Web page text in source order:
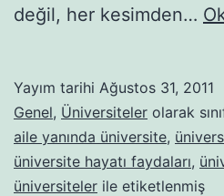
değil, her kesimden…
Yayım tarihi Ağustos 31, 2011
Genel, Üniversiteler olarak
aile yanında üniversite,
üniversite hayatı faydaları,
üniversiteler ile etiketlenmiş